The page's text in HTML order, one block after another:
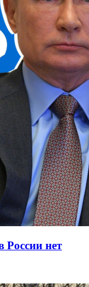
нет